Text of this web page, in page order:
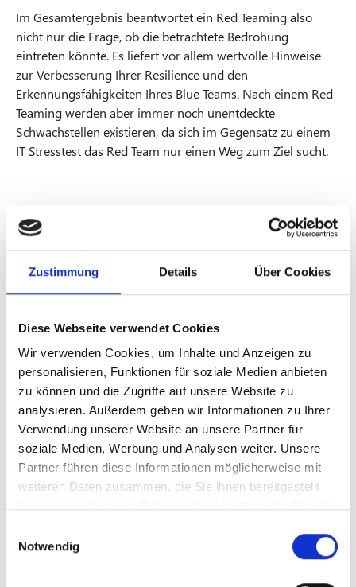
Zustimmung Details Über Cookies
Diese Webseite verwendet Cookies
Wir verwenden Cookies, um Inhalte und Anzeigen zu
personalisieren, Funktionen für soziale Medien anbieten
zu können und die Zugriffe auf unsere Website zu
analysieren. Außerdem geben wir Informationen zu Ihrer
Verwendung unserer Website an unsere Partner für
soziale Medien, Werbung und Analysen weiter. Unsere
Partner führen diese Informationen möglicherweise mit
weiteren Daten zusammen, die Sie ihnen bereitgestellt
Notwendig
Im Gesamtergebnis beantwortet ein Red Teaming also
nicht nur die Frage, ob die betrachtete Bedrohung
eintreten könnte. Es liefert vor allem wertvolle Hinweise
zur Verbesserung Ihrer Resilience und den
Erkennungsfähigkeiten Ihres Blue Teams. Nach einem Red
Teaming werden aber immer noch unentdeckte
Schwachstellen existieren, da sich im Gegensatz zu einem
IT Stresstestdas Red Team nur einen Weg zum Ziel sucht.
Hintergrundinformatio
nen und Ausprägungen
Vorgehen und Inhalte
Vorgehen und Inhalte
Vorbereitung
BeispielszenarienTIBER-